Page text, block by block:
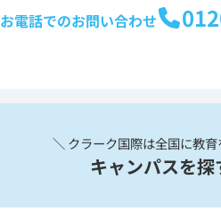
お電話でのお問い合わせ
＼ クラーク国際は全国に教
キャンパスを探